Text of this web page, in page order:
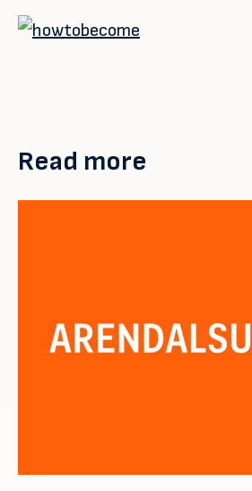
Read more